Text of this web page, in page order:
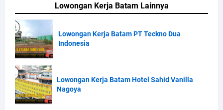
Lowongan Kerja Batam Lainnya
Lowongan Kerja Batam PT Teckno Dua
Indonesia
Lowongan Kerja Batam Hotel Sahid Vanilla
Nagoya